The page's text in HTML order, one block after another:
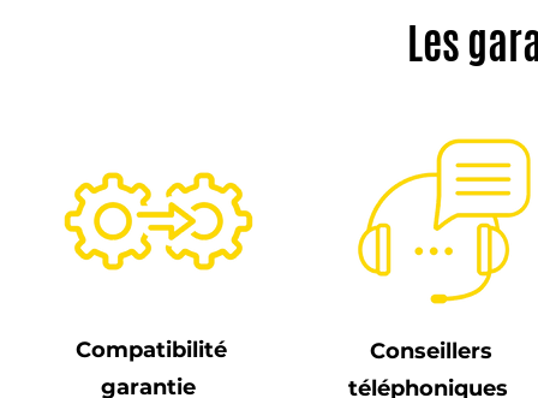
Les
Compatibilité
garantie
Conseillers
téléphoniques